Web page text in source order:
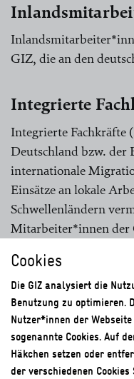
GIZ, die an den
Integrierte
Integrierte Fachkräfte
Deutschland bzw.
internationale
Einsätze an lokale
Schwellenländern
Mitarbeiter*innen der
Intranet
ISO 14001
Cookies
Die GIZ analysiert die
Benutzung zu optimieren.
Nutzer*innen der
sogenannte Cookies. Auf
Häkchen setzen oder
der verschiedenen